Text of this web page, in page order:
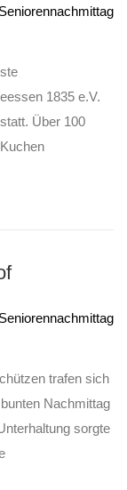
Seniorennachmittag
1835 e.V.
Über 100
Seniorennachmittag
trafen sich
Nachmittag
sorgte